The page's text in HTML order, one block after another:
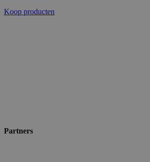
Koop producten
Partners